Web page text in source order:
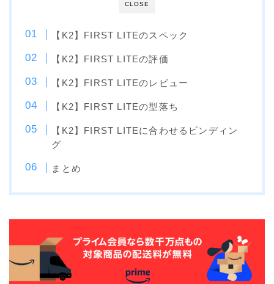
NIDECKER
NITRO
NORTHWAVE
RIDE
SALOMON
DRAGON
ELECTRIC
himassmania
CLOSE
【K2】FIRST LITEのスペック
【K2】FIRST LITEの評価
【K2】FIRST LITEのレビュー
【K2】FIRST LITEの型落ち
【K2】FIRST LITEに合わせるビンディン
グ
まとめ